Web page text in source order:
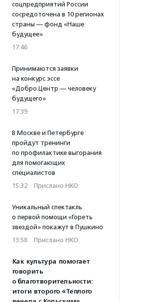
соцпредприятий России
сосредоточена в 10 регионах
страны — фонд «Наше
будущее»
17:46
Принимаются заявки
на конкурс эссе
«Добро.Центр — человеку
будущего»
17:39
В Москве и Петербурге
пройдут тренинги
по профилактике выгорания
для помогающих
специалистов
15:32 · Прислано НКО
Уникальный спектакль
о первой помощи «Гореть
звездой» покажут в Пушкино
13:58 · Прислано НКО
Как культура помогает
говорить
о благотворительности:
итоги второго «Теплого